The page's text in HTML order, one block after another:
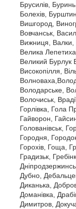
Брусилів,
Болехів,
Вишгород,
Вовчанськ,
Вижниця, Валки,
Велика
Великий Бурлук
Високопілля,
Володарське,
Волочиськ,
Горлівка, Гола
Гайворон,
Голованівськ,
Городня,
Горохів, Гоща,
Градизьк,
Дубно,
Диканька,
Доманівка,
Димитров,